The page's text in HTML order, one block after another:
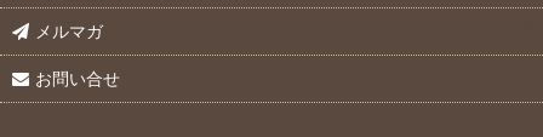
メルマガ
お問い合せ